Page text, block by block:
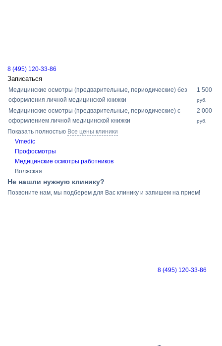
8 (495) 120-33-86
Записаться
Медицинские осмотры (предварительные, периодические) без
оформления личной медицинской книжки
1 500
руб.
Медицинские осмотры (предварительные, периодические) с
оформлением личной медицинской книжки
2 000
руб.
Показать полностью Все цены клиники
Vmedic
Профосмотры
Медицинские осмотры работников
Волжская
Не нашли нужную клинику?
Позвоните нам, мы подберем для Вас клинику и запишем на прием!
8 (495) 120-33-86